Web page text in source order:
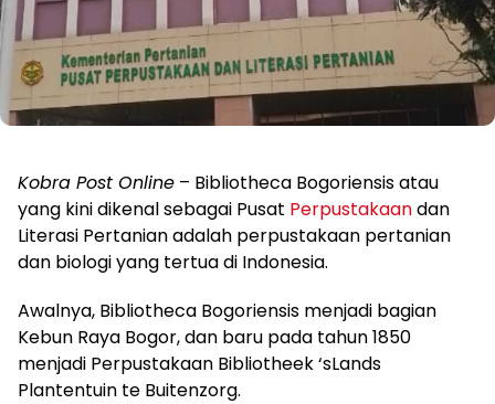
Kobra Post Online – Bibliotheca Bogoriensis atau
yang kini dikenal sebagai Pusat Perpustakaandan
Literasi Pertanian adalah perpustakaan pertanian
dan biologi yang tertua di Indonesia.
Awalnya, Bibliotheca Bogoriensis menjadi bagian
Kebun Raya Bogor, dan baru pada tahun 1850
menjadi Perpustakaan Bibliotheek ‘sLands
Plantentuin te Buitenzorg.